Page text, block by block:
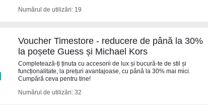
Numărul de utilizări: 19
Voucher Timestore - reducere de până la 30%
la poșete Guess și Michael Kors
Completează-ți ținuta cu accesorii de lux și bucură-te de stil și
funcționalitate, la prețuri avantajoase, cu până la 30% mai mici.
Cumpără ceva pentru tine!
Numărul de utilizări: 32